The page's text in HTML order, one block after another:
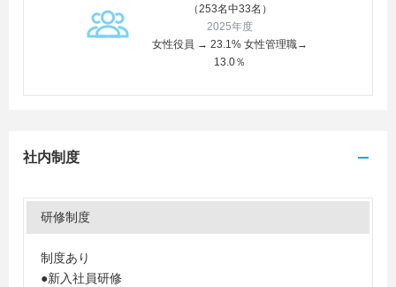
（253名中33名）
2025年度
女性役員 → 23.1% 女性管理職→
13.0％
社内制度
研修制度
制度あり
●新入社員研修